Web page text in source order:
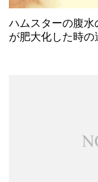
ハムスターの腹
が肥大化した時